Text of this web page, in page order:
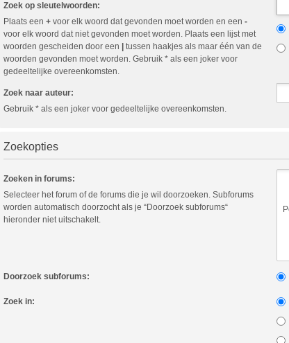
Zoek op sleutelwoorden:
Plaats een + voor elk woord dat gevonden moet worden en een -
voor elk woord dat niet gevonden moet worden. Plaats een lijst met
woorden gescheiden door een
tussen haakjes als maar één van de
woorden gevonden moet worden. Gebruik * als een joker voor
gedeeltelijke overeenkomsten.
Zoek naar auteur:
Gebruik * als een joker voor gedeeltelijke overeenkomsten.
Zoekopties
Zoeken in forums:
Selecteer het forum of de forums die je wil doorzoeken. Subforums
worden automatisch doorzocht als je “Doorzoek subforums“
hieronder niet uitschakelt.
Doorzoek subforums:
Zoek in: